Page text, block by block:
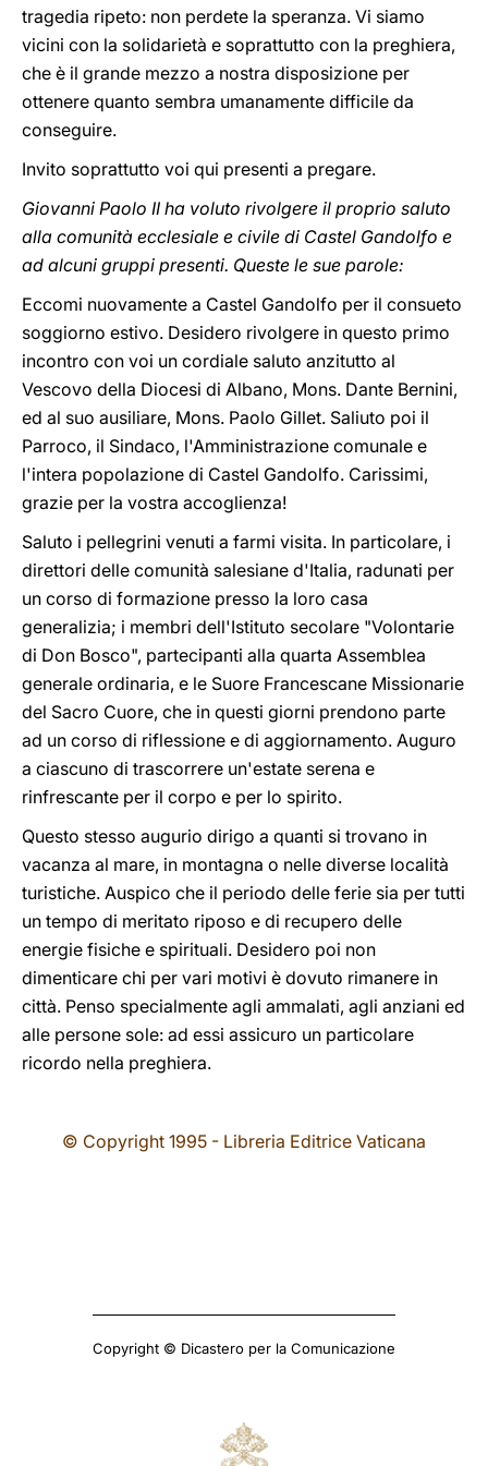
tragedia ripeto: non perdete la speranza. Vi siamo
vicini con la solidarietà e soprattutto con la preghiera,
che è il grande mezzo a nostra disposizione per
ottenere quanto sembra umanamente difficile da
conseguire.
Invito soprattutto voi qui presenti a pregare.
Giovanni Paolo II ha voluto rivolgere il proprio saluto
alla comunità ecclesiale e civile di Castel Gandolfo e
ad alcuni gruppi presenti. Queste le sue parole:
Eccomi nuovamente a Castel Gandolfo per il consueto
soggiorno estivo. Desidero rivolgere in questo primo
incontro con voi un cordiale saluto anzitutto al
Vescovo della Diocesi di Albano, Mons. Dante Bernini,
ed al suo ausiliare, Mons. Paolo Gillet. Saliuto poi il
Parroco, il Sindaco, l'Amministrazione comunale e
l'intera popolazione di Castel Gandolfo. Carissimi,
grazie per la vostra accoglienza!
Saluto i pellegrini venuti a farmi visita. In particolare, i
direttori delle comunità salesiane d'Italia, radunati per
un corso di formazione presso la loro casa
generalizia; i membri dell'Istituto secolare "Volontarie
di Don Bosco", partecipanti alla quarta Assemblea
generale ordinaria, e le Suore Francescane Missionarie
del Sacro Cuore, che in questi giorni prendono parte
ad un corso di riflessione e di aggiornamento. Auguro
a ciascuno di trascorrere un'estate serena e
rinfrescante per il corpo e per lo spirito.
Questo stesso augurio dirigo a quanti si trovano in
vacanza al mare, in montagna o nelle diverse località
turistiche. Auspico che il periodo delle ferie sia per tutti
un tempo di meritato riposo e di recupero delle
energie fisiche e spirituali. Desidero poi non
dimenticare chi per vari motivi è dovuto rimanere in
città. Penso specialmente agli ammalati, agli anziani ed
alle persone sole: ad essi assicuro un particolare
ricordo nella preghiera.
© Copyright 1995 - Libreria Editrice Vaticana
Copyright © Dicastero per la Comunicazione